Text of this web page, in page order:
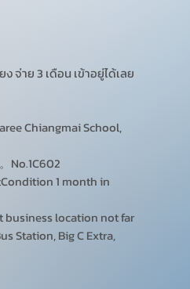
จ่าย 3 เดือน เข้าอยู่ได้เลย
Chiangmai School,
No.1C602
1 month in
business location not far
Station, Big C Extra,